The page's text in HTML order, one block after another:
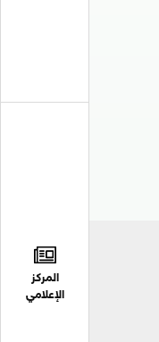
المركز
الإعلامي